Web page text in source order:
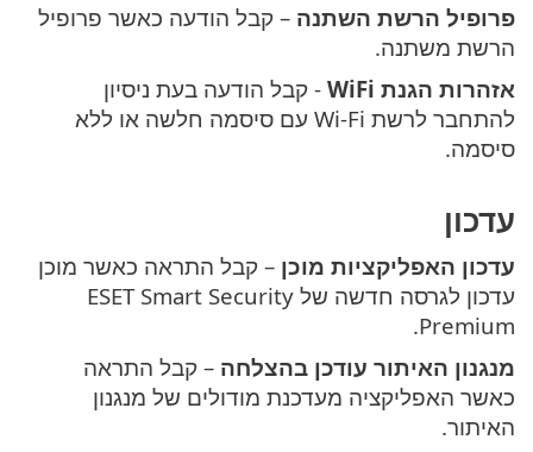
פרופיל הרשת השתנה – קבל הודעה כאשר פרופיל
הרשת משתנה.
אזהרות הגנת WiFi
- קבל הודעה בעת ניסיון
להתחבר לרשת Wi-Fi עם סיסמה חלשה או ללא
סיסמה.
עדכון
עדכון האפליקציות מוכן – קבל התראה כאשר מוכן
עדכון לגרסה חדשה של ESET Smart Security
Premium.
מנגנון האיתור עודכן בהצלחה – קבל התראה
כאשר האפליקציה מעדכנת מודולים של מנגנון
האיתור.